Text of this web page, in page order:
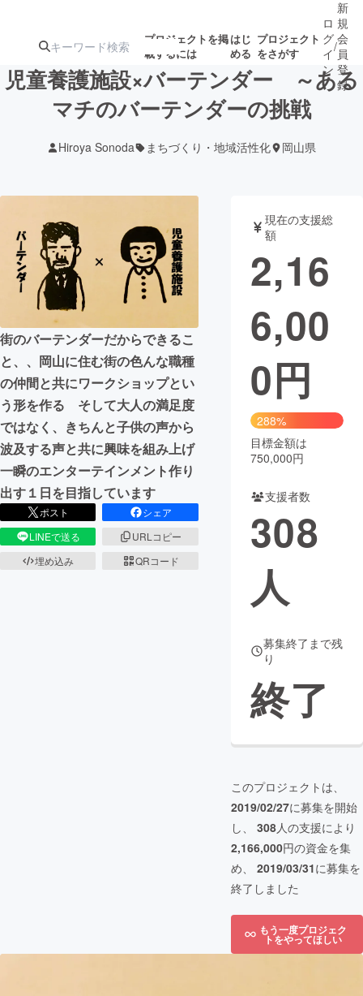
プロジェクトを掲
載するには
はじ
める
プロジェクト
をさがす
ターン
ジェクト
募集終了が近いプ
ロジェクト
もうすぐ公開
されます
音楽
テクノロジー・ガジェット ゲーム・サ
映像・映画
ビジネス・起業
まちづくり・地域活性化
CAMPFIRE for Social Good
CAMPFIRE Creation
CAMPFIREふるさと納税machi-ya コミュニティ
ロ
グ
イ
ン
/
新
規
会
員
登
録
児童養護施設×バーテンダー ～ある
マチのバーテンダーの挑戦
Hiroya Sonoda まちづくり・地域活性化 岡山県
街のバーテンダーだからできるこ
と、、岡山に住む街の色んな職種
の仲間と共にワークショップとい
う形を作る そして大人の満足度
ではなく、きちんと子供の声から
波及する声と共に興味を組み上げ
一瞬のエンターテインメント作り
出す１日を目指しています
ポスト
シェア
LINEで送る
URLコピー
埋め込み
QRコード
現在の支援総
額
2,16
6,00
0円
288%
目標金額は
750,000円
支援者数
308
人
募集終了まで残
り
終了
このプロジェクトは、
2019/02/27に募集を開始
し、 308人の支援により
2,166,000円の資金を集
め、 2019/03/31に募集を
終了しました
もう一度プロジェク
トをやってほしい